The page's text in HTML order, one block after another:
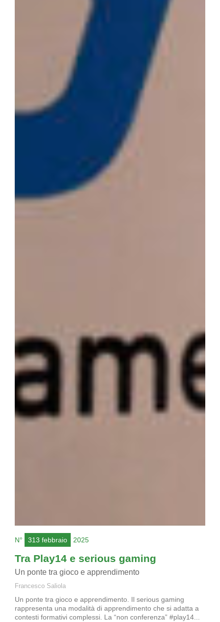
N° 313 febbraio 2025
Tra Play14 e serious gaming
Un ponte tra gioco e apprendimento
Francesco Saliola
Un ponte tra gioco e apprendimento. Il serious gaming
rappresenta una modalità di apprendimento che si adatta a
contesti formativi complessi. La “non conferenza” #play14...